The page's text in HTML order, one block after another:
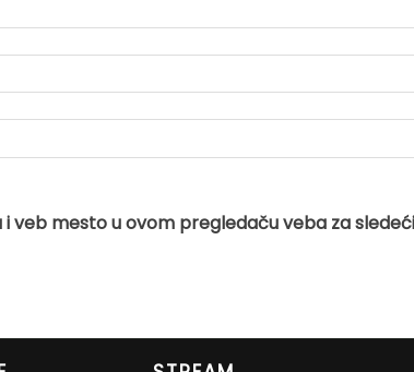
i veb mesto u ovom pregledaču veba za